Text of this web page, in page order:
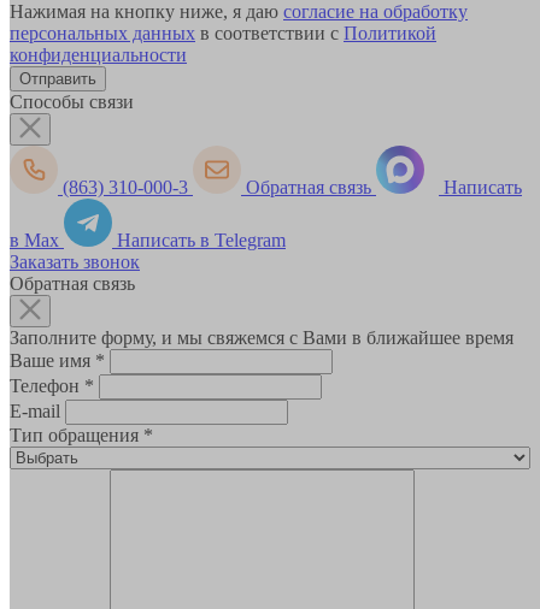
Нажимая на кнопку ниже, я даю согласие на обработку
персональных данных в соответствии с Политикой
конфиденциальности
Способы связи
(863) 310-000-3 Обратная связь Написать
в Max
Написать в Telegram
Заказать звонок
Обратная связь
Заполните форму, и мы свяжемся с Вами в ближайшее время
Ваше имя *
Телефон *
E-mail
Тип обращения *